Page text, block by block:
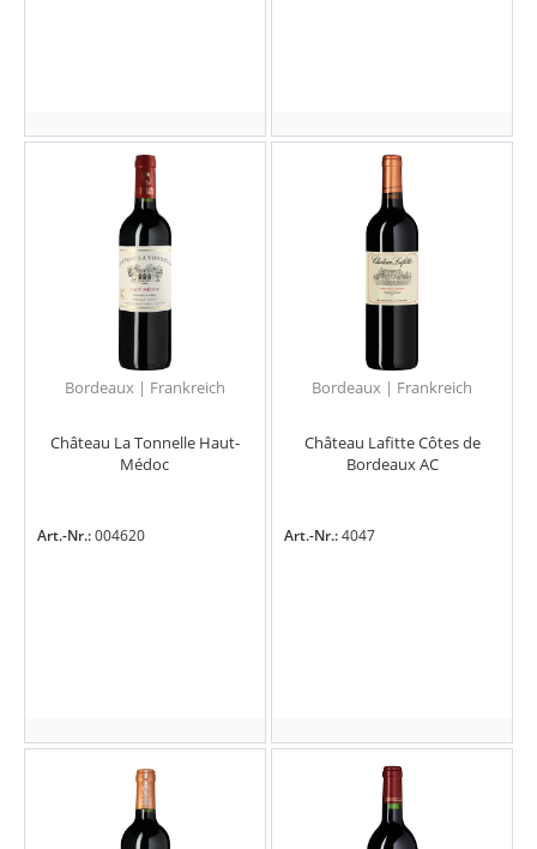
Bordeaux | Frankreich
Château La Tonnelle Haut-
Médoc
Art.-Nr.:004620
Bordeaux | Frankreich
Château Lafitte Côtes de
Bordeaux AC
Art.-Nr.:4047